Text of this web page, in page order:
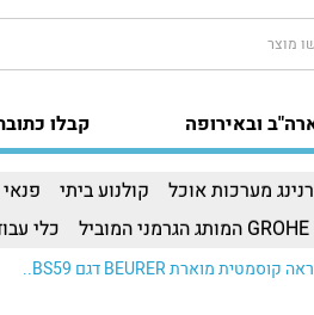
קבלו ובאירופה
מערכות אוכל קולנוע ביתי
GROHE המותג הגרמני המוביל כלי